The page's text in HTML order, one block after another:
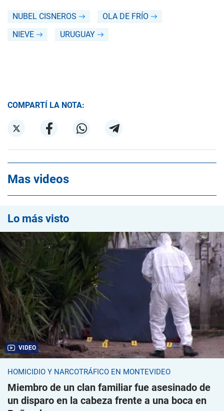
NUBEL CISNEROS
OLA DE FRÍO
NIEVE
URUGUAY
COMPARTÍ LA NOTA:
Mas videos
Lo más visto
VIDEO
HOMICIDIO Y NARCOTRÁFICO EN MONTEVIDEO
Miembro de un clan familiar fue asesinado de
un disparo en la cabeza frente a una boca en